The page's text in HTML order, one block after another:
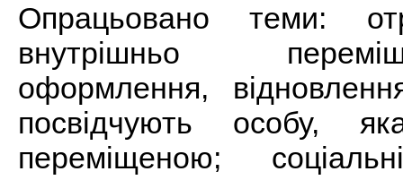
Опрацьовано теми:
внутрішньо
оформлення,
посвідчують особу,
переміщеною;